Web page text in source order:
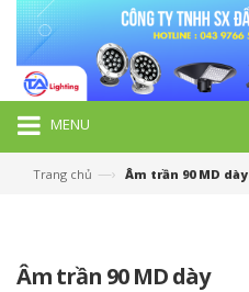
MENU
Trang chủ —› Âm trần 90 MD dày
Âm trần 90 MD dày